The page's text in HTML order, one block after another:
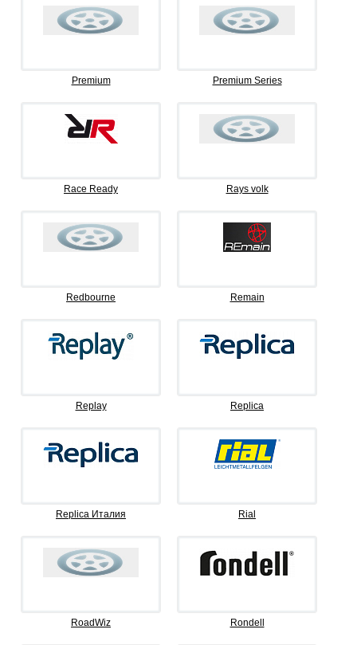
Premium Premium Series
Race Ready Rays volk
Redbourne Remain
Replay Replica
Replica Италия Rial
RoadWiz Rondell